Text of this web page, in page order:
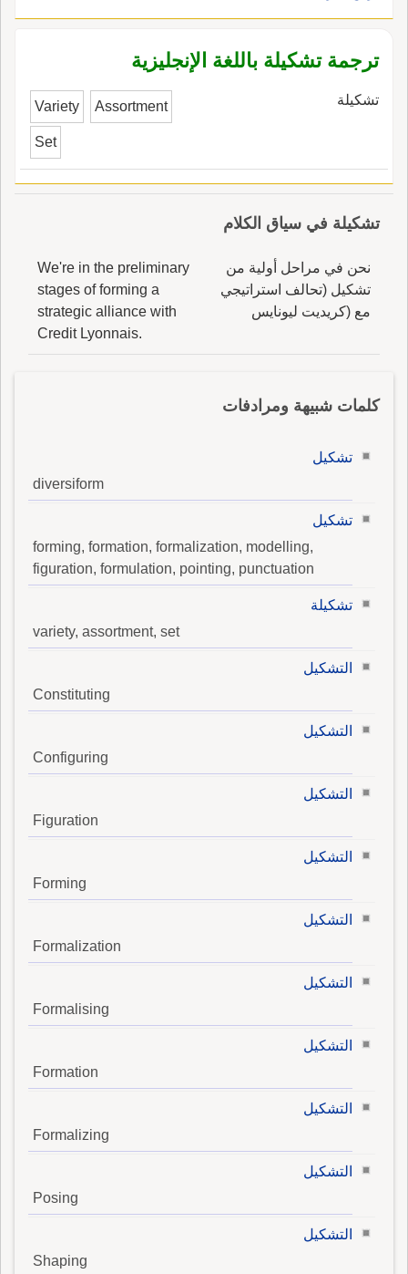
المَرُّ، والمَرامي السِّهامُ، الواحدة مِرْماةٌ؛ وقال آخر
ترجمة تشكيلة باللغة الإنجليزية
تشكيلة Variety Assortment
Set
تشكيلة في سياق الكلام
نحن في مراحل أولية من
تشكيل (تحالف استراتيجي
مع (كريديت ليونايس
We're in the preliminary
stages of forming a
strategic alliance with
Credit Lyonnais.
كلمات شبيهة ومرادفات
تشكيل
diversiform
تشكيل
forming, formation, formalization, modelling,
figuration, formulation, pointing, punctuation
تشكيلة
variety, assortment, set
التشكيل
Constituting
التشكيل
Configuring
التشكيل
Figuration
التشكيل
Forming
التشكيل
Formalization
التشكيل
Formalising
التشكيل
Formation
التشكيل
Formalizing
التشكيل
Posing
التشكيل
Shaping